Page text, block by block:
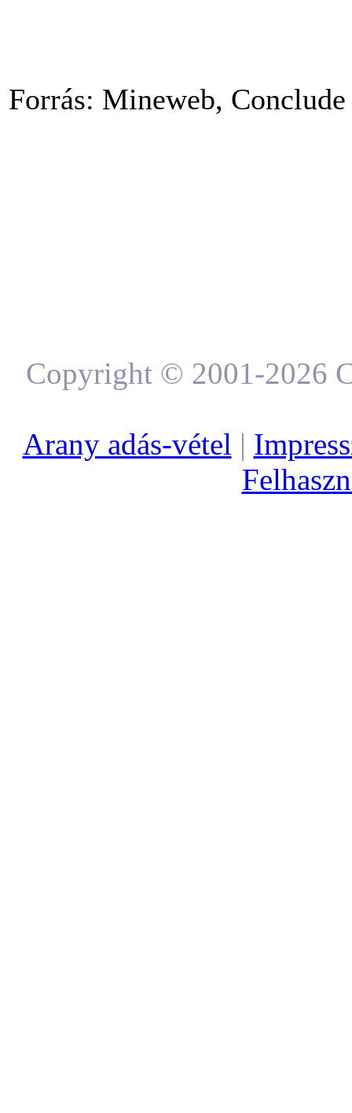
Forrás: Mineweb,
Copyright © 2001-2026
Arany adás-vétel |